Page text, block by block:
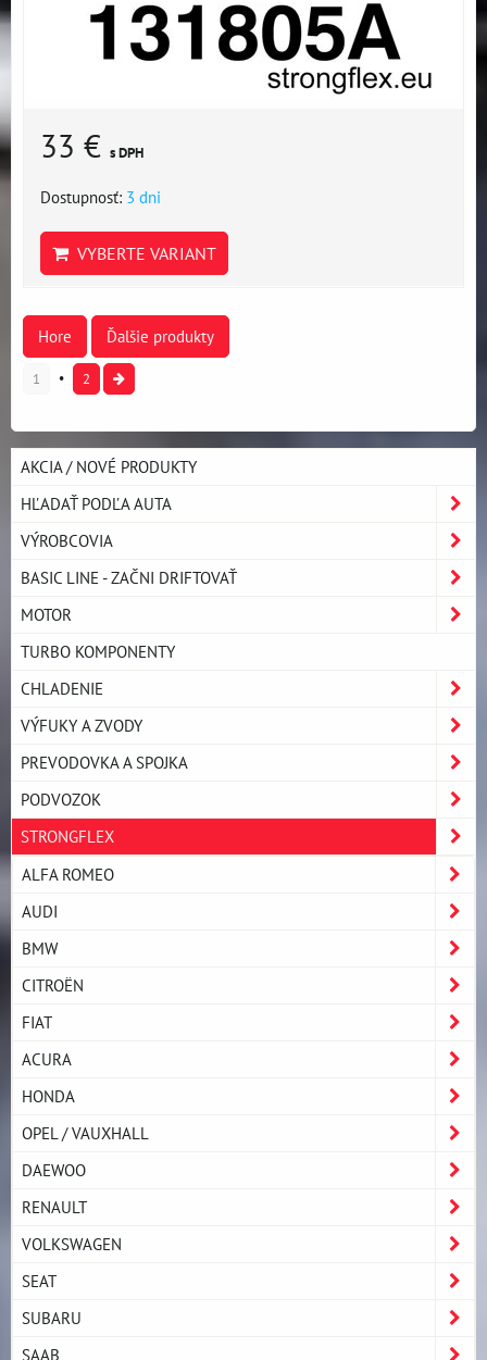
33 € s DPH
Dostupnosť: 3 dni
VYBERTE VARIANT
Hore Ďalšie produkty
1 2
AKCIA / NOVÉ PRODUKTY
HĽADAŤ PODĽA AUTA
VÝROBCOVIA
BASIC LINE - ZAČNI DRIFTOVAŤ
MOTOR
TURBO KOMPONENTY
CHLADENIE
VÝFUKY A ZVODY
PREVODOVKA A SPOJKA
PODVOZOK
STRONGFLEX
ALFA ROMEO
AUDI
BMW
CITROËN
FIAT
ACURA
HONDA
OPEL / VAUXHALL
DAEWOO
RENAULT
VOLKSWAGEN
SEAT
SUBARU
SAAB